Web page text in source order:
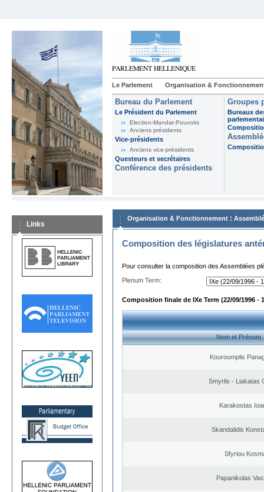
Le Parlement Organisation &
Bureau du Parlement
Le Président du Parlement
Election-Mandat-Pouvoirs
Anciens présidents
Vice-présidents
Anciens vice-présidents
Questeurs et secrétaires
Conférence des présidents
Groupes
Bureaux
Links
Organisation & Fonctionnement :
Composition des législatures
Pour consulter la composition des Assemblées
Plenum Term:
Composition finale de IXe Term (22/09/1996 -
Nom et Prénom
Kouroumplis
Smyrlis - Liakatas
Karakostas
Skandalidis
Sfyriou
Papanikolas